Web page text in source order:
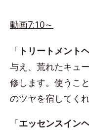
動画7:10～
「 トリートメント
与え、荒れたキュ
修します。使うこ
のツヤを宿してくれ
「エッセンスイン